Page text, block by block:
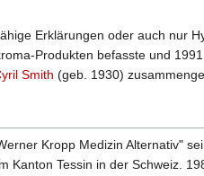
Erklärungen oder auch nur
Produkten befasste und
Smith (geb. 1930)
Kropp Medizin Alternativ"
Kanton Tessin in der Schweiz.